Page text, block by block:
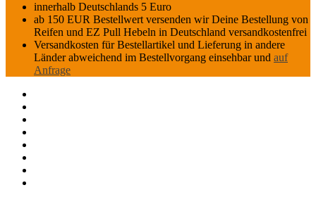
innerhalb Deutschlands 5 Euro
ab 150 EUR Bestellwert versenden wir Deine Bestellung von
Reifen und EZ Pull Hebeln in Deutschland versandkostenfrei
Versandkosten für Bestellartikel und Lieferung in andere
Länder abweichend im Bestellvorgang einsehbar und auf
Anfrage